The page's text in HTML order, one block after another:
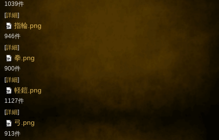
1039件
[詳細]
指輪.png
946件
[詳細]
拳.png
900件
[詳細]
軽鎧.png
1127件
詳細
弓.png
913件